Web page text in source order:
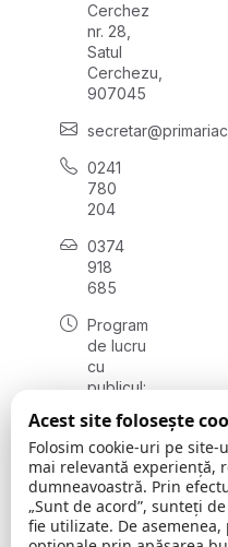
Cerchez
nr. 28,
Satul
Cerchezu,
907045
0241
780
204
0374
918
685
Program
de lucru
cu
publicul:
08:00 -
16:30
, vineri:
08:00 -
14:00
Acest site folosește
Folosim cookie-uri pe
mai relevantă experiență,
dumneavoastră. Prin
„Sunt de acord”, sunteți
fie utilizate. De